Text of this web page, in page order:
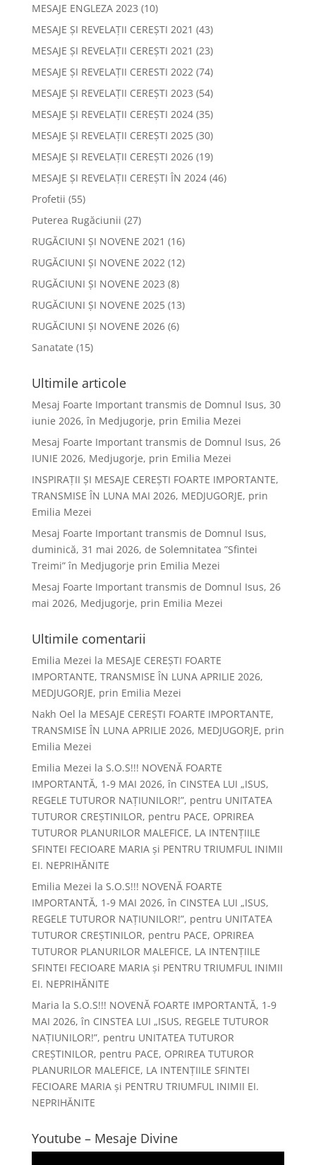
MESAJE ENGLEZA 2023 (10)
MESAJE ȘI REVELAȚII CEREȘTI 2021 (43)
MESAJE ȘI REVELAȚII CEREȘTI 2021 (23)
MESAJE ȘI REVELAȚII CERESTI 2022 (74)
MESAJE ȘI REVELAȚII CEREȘTI 2023 (54)
MESAJE ȘI REVELAȚII CEREȘTI 2024(35)
MESAJE ȘI REVELAȚII CEREȘTI 2025(30)
MESAJE ȘI REVELAȚII CEREȘTI 2026(19)
MESAJE ȘI REVELAȚII CEREȘTI ÎN 2024(46)
Profetii (55)
Puterea Rugăciunii (27)
RUGĂCIUNI ȘI NOVENE 2021 (16)
RUGĂCIUNI ȘI NOVENE 2022 (12)
RUGĂCIUNI ȘI NOVENE 2023 (8)
RUGĂCIUNI ȘI NOVENE 2025(13)
RUGĂCIUNI ȘI NOVENE 2026(6)
Sanatate (15)
Ultimile articole
Mesaj Foarte Important transmis de Domnul Isus, 30
iunie 2026, în Medjugorje, prin Emilia Mezei
Mesaj Foarte Important transmis de Domnul Isus, 26
IUNIE 2026, Medjugorje, prin Emilia Mezei
INSPIRAȚII ȘI MESAJE CEREȘTI FOARTE IMPORTANTE,
TRANSMISE ÎN LUNA MAI 2026, MEDJUGORJE, prin
Emilia Mezei
Mesaj Foarte Important transmis de Domnul Isus,
duminică, 31 mai 2026, de Solemnitatea ”Sfintei
Treimi” în Medjugorje prin Emilia Mezei
Mesaj Foarte Important transmis de Domnul Isus, 26
mai 2026, Medjugorje, prin Emilia Mezei
Ultimile comentarii
Emilia Mezei la MESAJE CEREȘTI FOARTE
IMPORTANTE, TRANSMISE ÎN LUNA APRILIE 2026,
MEDJUGORJE, prin Emilia Mezei
Nakh Oel la MESAJE CEREȘTI FOARTE IMPORTANTE,
TRANSMISE ÎN LUNA APRILIE 2026, MEDJUGORJE, prin
Emilia Mezei
Emilia Mezei la S.O.S!!! NOVENĂ FOARTE
IMPORTANTĂ, 1-9 MAI 2026, în CINSTEA LUI „ISUS,
REGELE TUTUROR NAȚIUNILOR!”, pentru UNITATEA
TUTUROR CREȘTINILOR, pentru PACE, OPRIREA
TUTUROR PLANURILOR MALEFICE, LA INTENȚIILE
SFINTEI FECIOARE MARIA și PENTRU TRIUMFUL INIMII
EI. NEPRIHĂNITE
Emilia Mezei la S.O.S!!! NOVENĂ FOARTE
IMPORTANTĂ, 1-9 MAI 2026, în CINSTEA LUI „ISUS,
REGELE TUTUROR NAȚIUNILOR!”, pentru UNITATEA
TUTUROR CREȘTINILOR, pentru PACE, OPRIREA
TUTUROR PLANURILOR MALEFICE, LA INTENȚIILE
SFINTEI FECIOARE MARIA și PENTRU TRIUMFUL INIMII
EI. NEPRIHĂNITE
Maria la S.O.S!!! NOVENĂ FOARTE IMPORTANTĂ, 1-9
MAI 2026, în CINSTEA LUI „ISUS, REGELE TUTUROR
NAȚIUNILOR!”, pentru UNITATEA TUTUROR
CREȘTINILOR, pentru PACE, OPRIREA TUTUROR
PLANURILOR MALEFICE, LA INTENȚIILE SFINTEI
FECIOARE MARIA și PENTRU TRIUMFUL INIMII EI.
NEPRIHĂNITE
Youtube – Mesaje Divine